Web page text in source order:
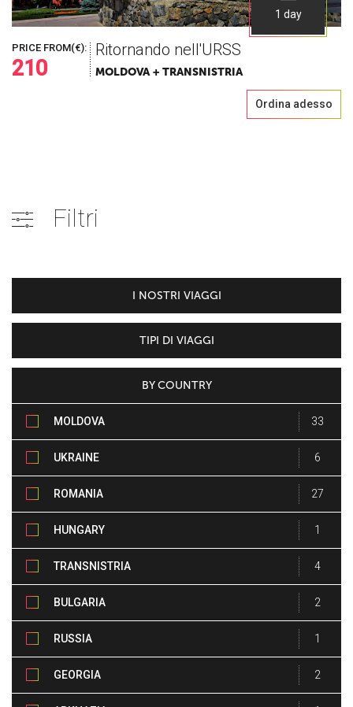
1 day
PRICE FROM(€):
210
Ritornando nell'URSS
MOLDOVA + TRANSNISTRIA
Ordina adesso
Filtri
I NOSTRI VIAGGI
TIPI DI VIAGGI
BY COUNTRY
MOLDOVA 33
UKRAINE 6
ROMANIA 27
HUNGARY 1
TRANSNISTRIA 4
BULGARIA 2
RUSSIA 1
GEORGIA 2